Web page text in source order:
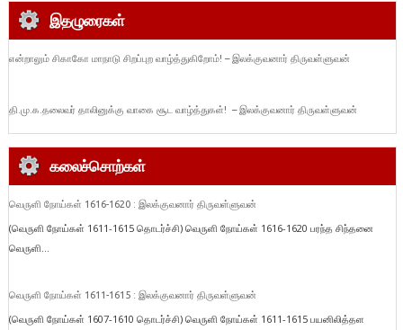
இதழுரைகள்
என்றாலும் சிகாகோ மாநாடு சிறப்புற வாழ்த்துகிறோம்! – இலக்குவனார் திருவள்ளுவன்
தி.மு.க.தலைவர் தாலினுக்கு வாகை சூட வாழ்த்துகள்! – இலக்குவனார் திருவள்ளுவன்
கலைச்சொற்கள்
வெருளி நோய்கள் 1616-1620 : இலக்குவனார் திருவள்ளுவன்
(வெருளி நோய்கள் 1611-1615 தொடர்ச்சி) வெருளி நோய்கள் 1616-1620 பரந்த சிந்தனை
வெருளி...
வெருளி நோய்கள் 1611-1615 : இலக்குவனார் திருவள்ளுவன்
(வெருளி நோய்கள் 1607-1610 தொடர்ச்சி) வெருளி நோய்கள் 1611-1615 பயனிலித்தள